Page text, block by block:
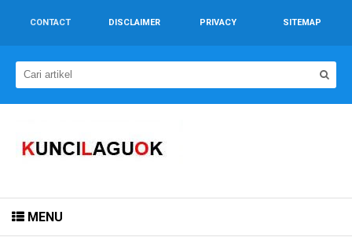
CONTACT DISCLAIMER PRIVACY SITEMAP
MENU